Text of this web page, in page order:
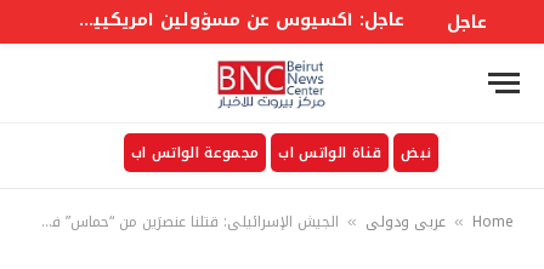
عاجل عاجل: أكسيوس عن مسؤولين أمريكيين: ترامب كان يميل قبل أسبوع إلى استئناف الحرب لكنه اقتنع بخفض التصعيد حالياً
نبض قناة الواتس اب مجموعة الواتس اب
Home
» عربي ودولي » الجيش الإسرائيلي: قتلنا عنصرَين من “حماس” في قطاع غزة